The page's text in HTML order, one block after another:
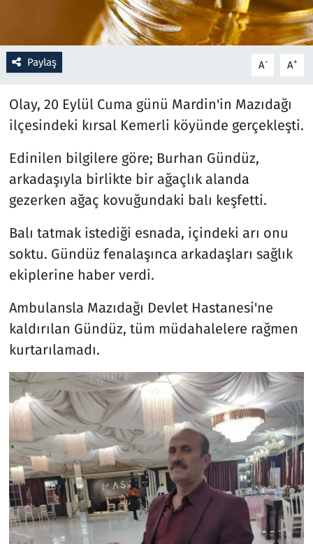
Paylaş A- A+
Olay, 20 Eylül Cuma günü Mardin'in Mazıdağı
ilçesindeki kırsal Kemerli köyünde gerçekleşti.
Edinilen bilgilere göre; Burhan Gündüz,
arkadaşıyla birlikte bir ağaçlık alanda
gezerken ağaç kovuğundaki balı keşfetti.
Balı tatmak istediği esnada, içindeki arı onu
soktu. Gündüz fenalaşınca arkadaşları sağlık
ekiplerine haber verdi.
Ambulansla Mazıdağı Devlet Hastanesi'ne
kaldırılan Gündüz, tüm müdahalelere rağmen
kurtarılamadı.
Rüya Tabirleri
Sağlık
Savunma Sanayi
Seçim 2023
Spor
Teknoloji ve Bilim
Televizyon